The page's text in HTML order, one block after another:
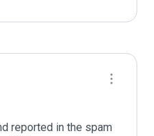
reported in the spam